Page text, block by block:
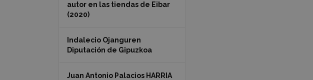
autor en las tiendas de Eibar
(2020)
Indalecio Ojanguren
Diputación de Gipuzkoa
Juan Antonio Palacios HARRIA